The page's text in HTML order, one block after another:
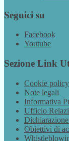
Seguici su
Facebook
Youtube
Sezione Link
Cookie policy
Note legali
Informativa
Ufficio
Obiettivi di